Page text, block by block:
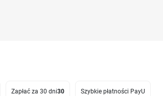
Zapłać za 30 dni30 Szybkie płatności PayU